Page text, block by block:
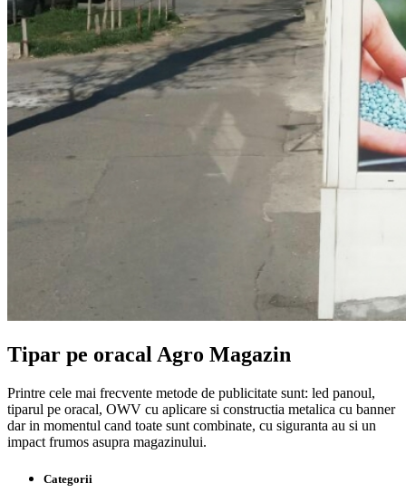
Tipar pe oracal Agro Magazin
Printre cele mai frecvente metode de publicitate sunt: led panoul,
tiparul pe oracal, OWV cu aplicare si constructia metalica cu banner
dar in momentul cand toate sunt combinate, cu siguranta au si un
impact frumos asupra magazinului.
Categorii